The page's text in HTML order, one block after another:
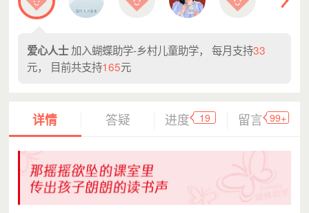
Yan
每月支持33.00元
Kiko 每月支持66.00元
陈启星
每月支持66.00元
无恙の 每月支持33.00元
爱心人士 每月支持33.00元
品牌设计 陈小宇 每月支持66.00元
爱心人士加入蝴蝶助学-乡村儿童助学， 每月支持33
元， 目前共支持165元
详情 答疑 进度 19 留言 99+